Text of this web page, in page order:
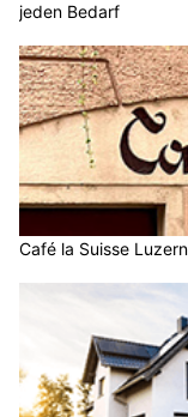
jeden Bedarf
Café la Suisse